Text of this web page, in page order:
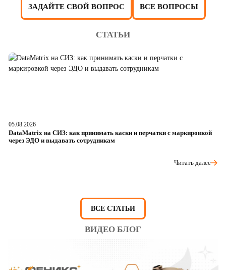
ЗАДАЙТЕ СВОЙ ВОПРОС ВСЕ ВОПРОСЫ
СТАТЬИ
05.08.2026
DataMatrix на СИЗ: как принимать каски и перчатки с маркировкой
через ЭДО и выдавать сотрудникам
Читать далее
ВСЕ СТАТЬИ
ВИДЕО БЛОГ